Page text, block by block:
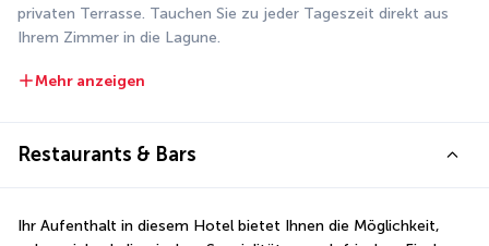
privaten Terrasse. Tauchen Sie zu jeder Tageszeit direkt aus
Ihrem Zimmer in die Lagune.
Mehr anzeigen
Restaurants & Bars
Ihr Aufenthalt in diesem Hotel bietet Ihnen die Möglichkeit,